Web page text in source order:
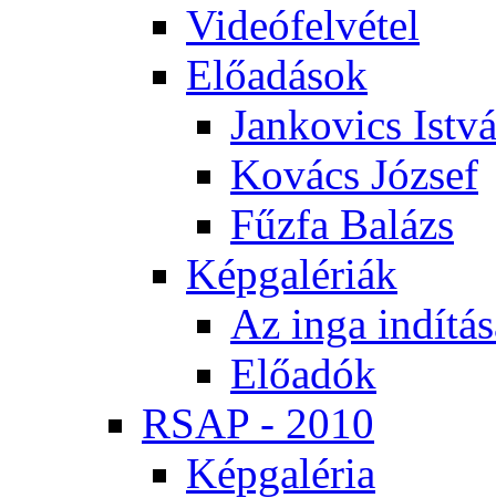
Vi­de­ó­fel­vé­tel
Elő­adá­sok
Jan­ko­vics
Ko­vács Jó­zsef
Fűz­fa Ba­lázs
Kép­ga­lé­ri­ák
Az in­ga
Elő­adók
RSAP - 2010
Kép­ga­lé­ria